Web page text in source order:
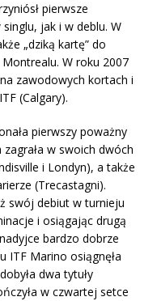
pierwsze
jak i w deblu. W
„dziką kartę” do
W roku 2007
zawodowych kortach i
(Calgary).
pierwszy poważny
w swoich dwóch
i Londyn), a także
(Trecastagni).
swój debiut w turnieju
i osiągając drugą
bardzo dobrze
ITF Marino osiągnęła
dwa tytuły
w czwartej setce